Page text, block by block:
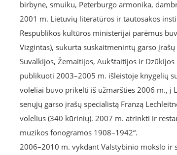
birbyne, smuiku, Peterburgo armonika,
2001 m. Lietuvių literatūros ir tautosakos
Respublikos kultūros ministerijai parėmus
Vizgintas), sukurta suskaitmenintų garso
Suvalkijos, Žemaitijos, Aukštaitijos ir
publikuoti 2003–2005 m. išleistoje knygelių
voleliai buvo prikelti iš užmaršties 2006 m., į
senųjų garso įrašų specialistą Franzą
volelius (340 kūrinių). 2007 m. atrinkti ir
muzikos fonogramos 1908–1942“.
2006–2010 m. vykdant Valstybinio mokslo